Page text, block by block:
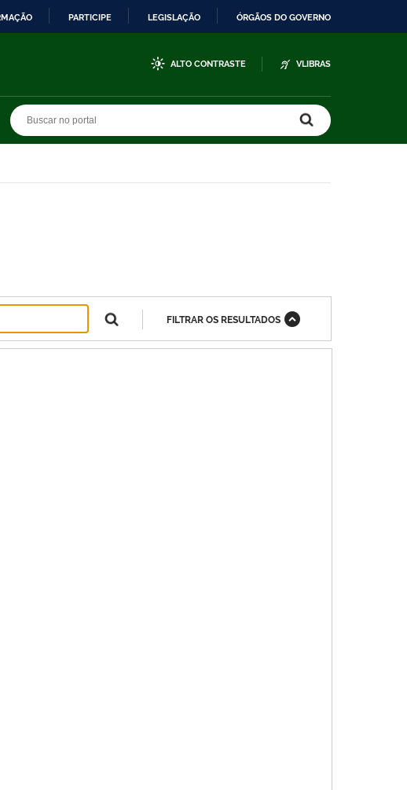
PARTICIPE LEGISLAÇÃO ÓRGÃOS DO GOVERNO
ALTO CONTRASTE VLIBRAS
FILTRAR OS RESULTADOS